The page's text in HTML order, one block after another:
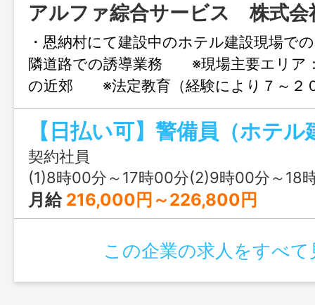
アルファ綜合サービス 株式会
・恩納村にて建設中のホテル建設現場で
隣道路での誘導業務 ※現場主要エリア
の近郊 ※法定教育（経験により７～２
１，０２３円） ※変更範囲（会社の定
契約社員
(1)8時00分～17時00分(2)9時00分～18
月給 216,000円～226,800円
この企業の求人をすべて